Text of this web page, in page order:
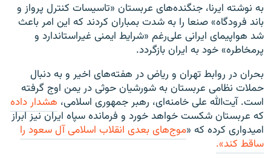
به نوشته ایرنا، جنگنده‌های عربستان «تاسیسات کنترل پرواز و
باند فرودگاه» صنعا را به شدت بمباران کردند که این امر باعث
شد هواپیمای ایرانی علی‌رغم «شرایط ایمنی غیراستاندارد و
پرمخاطره» خود به ایران بازگردد.
بحران در روابط تهران و ریاض در هفته‌های اخیر و به دنبال
حملات نظامی عربستان به شورشیان حوثی در یمن اوج گرفته
است. آیت‌الله علی خامنه‌ای، رهبر جمهوری اسلامی، هشدار داده
که عربستان شکست خواهد خورد و فرمانده سپاه ایران نیز ابراز
امیدواری کرده که «موج‌های بعدی انقلاب اسلامی آل سعود را
ساقط کند».